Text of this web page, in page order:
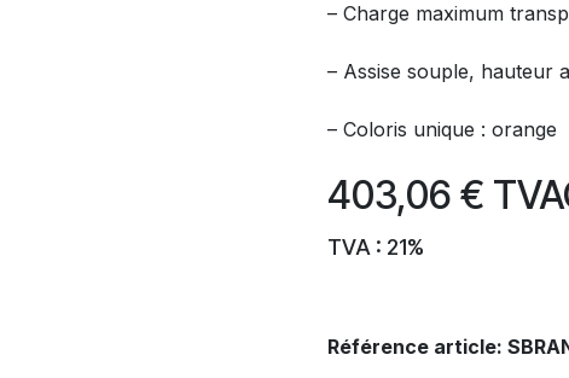
– Charge maximum
– Assise souple, hauteur
– Coloris unique : orange
403,06 €
TVA : 21%
Référence article: